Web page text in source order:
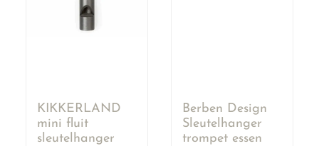
KIKKERLAND
mini fluit
sleutelhanger
Berben Design
Sleutelhanger
trompet essen